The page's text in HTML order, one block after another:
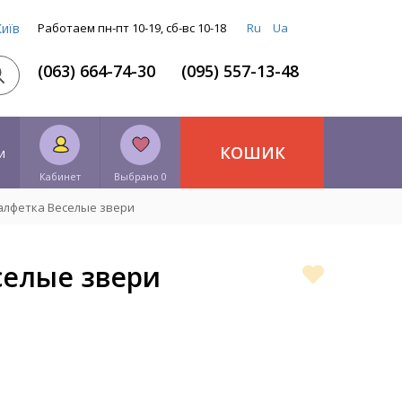
Работаем пн-пт 10-19, сб-вс 10-18 Ru Ua
(063) 664-74-30 (095) 557-13-48
Кабинет Выбрано 0
КОШИК
Веселые звери
звери